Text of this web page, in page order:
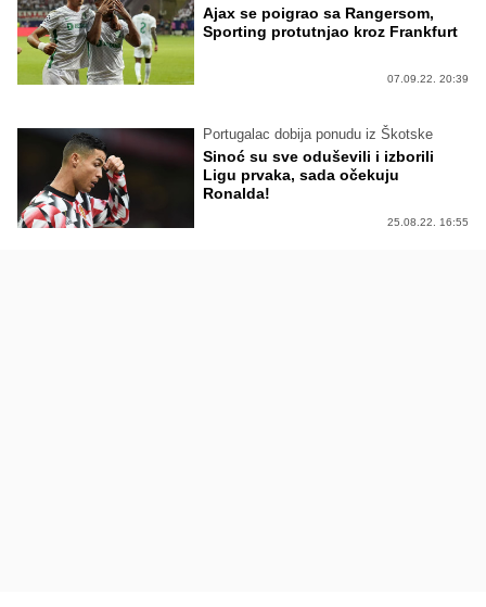
Ajax se poigrao sa Rangersom,
Sporting protutnjao kroz Frankfurt
07.09.22. 20:39
Portugalac dobija ponudu iz Škotske
Sinoć su sve oduševili i izborili
Ligu prvaka, sada očekuju
Ronalda!
25.08.22. 16:55